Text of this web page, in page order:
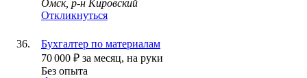
Омск, р-н Кировский
Откликнуться
Бухгалтер по материалам
70 000 ₽ за месяц, на руки
Без опыта